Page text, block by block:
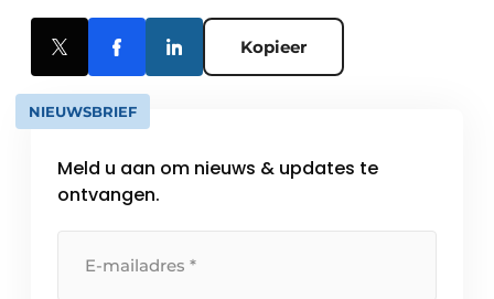
Kopieer
NIEUWSBRIEF
Meld u aan om nieuws & updates te
ontvangen.